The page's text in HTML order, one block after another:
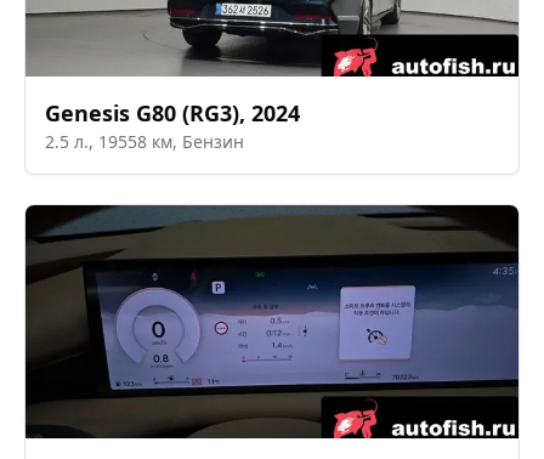
Genesis G80 (RG3), 2024
2.5 л., 19558 км, Бензин